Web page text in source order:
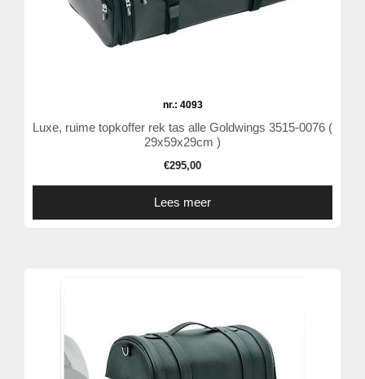
nr.: 4093
Luxe, ruime topkoffer rek tas alle Goldwings 3515-0076 (
29x59x29cm )
€295,00
Lees meer